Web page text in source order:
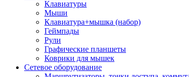
Клавиатуры
Мыши
Клавиатура+мышка (набор)
Геймпады
Рули
Графические планшеты
Коврики для мышек
Сетевое оборудование